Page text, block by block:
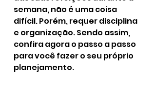
semana, não é uma coisa
difícil. Porém, requer disciplina
e organização. Sendo assim,
confira agora o passo a passo
para você fazer o seu próprio
planejamento.